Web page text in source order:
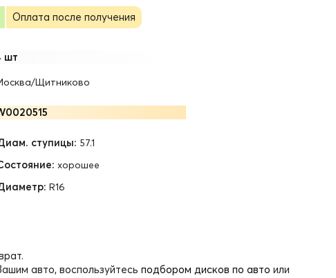
Оплата после получения
шт
Щитниково
ступицы: 57.1
хорошее
R16
авто, воспользуйтесь подбором дисков по авто или